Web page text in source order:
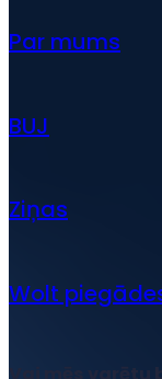
Par mums
BUJ
Ziņas
Wolt